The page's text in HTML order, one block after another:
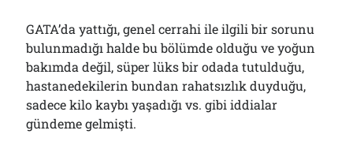
GATA’da yattığı, genel cerrahi ile ilgili bir sorunu
bulunmadığı halde bu bölümde olduğu ve yoğun
bakımda değil, süper lüks bir odada tutulduğu,
hastanedekilerin bundan rahatsızlık duyduğu,
sadece kilo kaybı yaşadığı vs. gibi iddialar
gündeme gelmişti.